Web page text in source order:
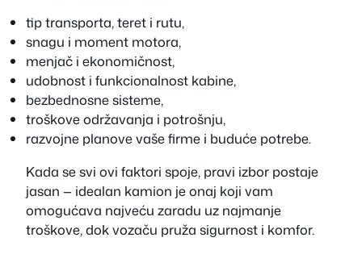
tip transporta, teret i rutu,
snagu i moment motora,
menjač i ekonomičnost,
udobnost i funkcionalnost kabine,
bezbednosne sisteme,
troškove održavanja i potrošnju,
razvojne planove vaše firme i buduće potrebe.
Kada se svi ovi faktori spoje, pravi izbor postaje
jasan — idealan kamion je onaj koji vam
omogućava najveću zaradu uz najmanje
troškove, dok vozaču pruža sigurnost i komfor.